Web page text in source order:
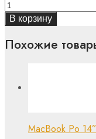
В корзину
Похожие
MacBook Po